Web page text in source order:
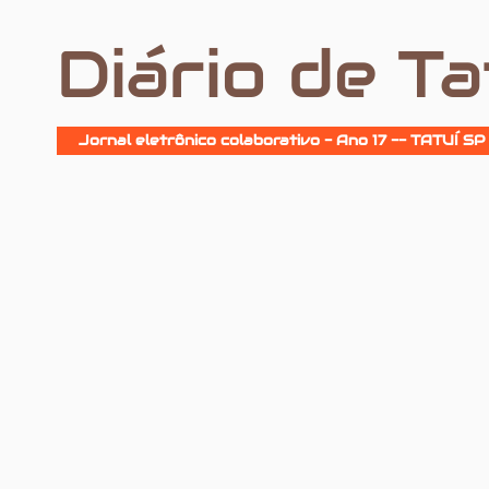
Diário de
Jornal eletrônico colaborativo - Ano 17 -- TATUÍ SP